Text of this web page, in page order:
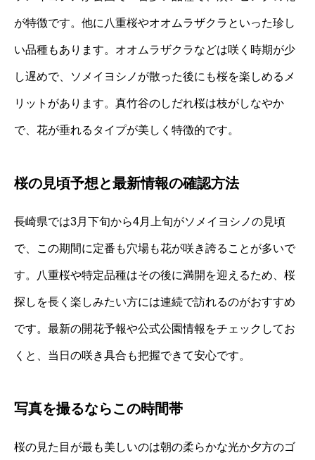
が特徴です。他に八重桜やオオムラザクラといった珍し
い品種もあります。オオムラザクラなどは咲く時期が少
し遅めで、ソメイヨシノが散った後にも桜を楽しめるメ
リットがあります。真竹谷のしだれ桜は枝がしなやか
で、花が垂れるタイプが美しく特徴的です。
桜の見頃予想と最新情報の確認方法
長崎県では3月下旬から4月上旬がソメイヨシノの見頃
で、この期間に定番も穴場も花が咲き誇ることが多いで
す。八重桜や特定品種はその後に満開を迎えるため、桜
探しを長く楽しみたい方には連続で訪れるのがおすすめ
です。最新の開花予報や公式公園情報をチェックしてお
くと、当日の咲き具合も把握できて安心です。
写真を撮るならこの時間帯
桜の見た目が最も美しいのは朝の柔らかな光か夕方のゴ